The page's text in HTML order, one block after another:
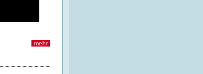
mehr